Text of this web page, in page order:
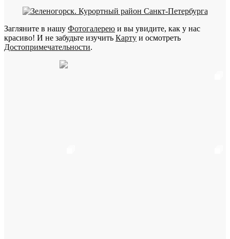
Загляните в нашу Фотогалерею и вы увидите, как у нас
красиво! И не забудьте изучить Карту и осмотреть
Достопримечательности.